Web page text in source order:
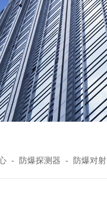
- 防爆探测器 - 防爆对射